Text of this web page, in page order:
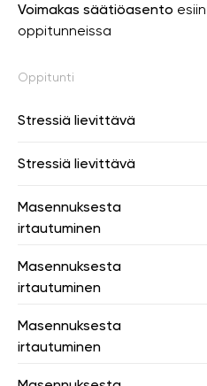
Voimakas säätiöasento
oppitunneissa
Oppitunti
Stressiä lievittävä
Stressiä lievittävä
Masennuksesta
irtautuminen
Masennuksesta
irtautuminen
Masennuksesta
irtautuminen